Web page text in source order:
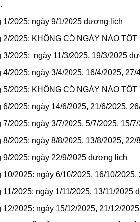
1/2025: ngày 9/1/2025 dương lịch
2/2025: KHÔNG CÓ NGÀY NÀO TỐT
3/2025: ngày 11/3/2025, 19/3/2025
4/2025: ngày 3/4/2025, 16/4/2025,
5/2025: KHÔNG CÓ NGÀY NÀO TỐT
6/2025: ngày 14/6/2025, 21/6/2025,
7/2025: ngày 3/7/2025, 5/7/2025, 15/
8/2025: ngày 8/8/2025, 13/8/2025,
9/2025: ngày 22/9/2025 dương lịch
10/2025: ngày 6/10/2025, 16/10/
11/2025: ngày 1/11/2025, 13/11/2025
12/2025: ngày 15/12/2025, 21/12/